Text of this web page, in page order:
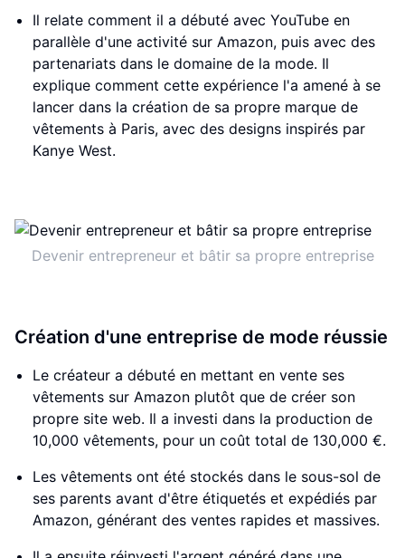
Il relate comment il a débuté avec YouTube en
parallèle d'une activité sur Amazon, puis avec des
partenariats dans le domaine de la mode. Il
explique comment cette expérience l'a amené à se
lancer dans la création de sa propre marque de
vêtements à Paris, avec des designs inspirés par
Kanye West.
Devenir entrepreneur et bâtir sa propre entreprise
Création d'une entreprise de mode réussie
Le créateur a débuté en mettant en vente ses
vêtements sur Amazon plutôt que de créer son
propre site web. Il a investi dans la production de
10,000 vêtements, pour un coût total de 130,000 €.
Les vêtements ont été stockés dans le sous-sol de
ses parents avant d'être étiquetés et expédiés par
Amazon, générant des ventes rapides et massives.